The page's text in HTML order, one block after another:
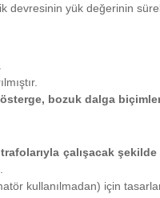
yük değerinin
bozuk dalga
çalışacak şekilde
kullanılmadan) için